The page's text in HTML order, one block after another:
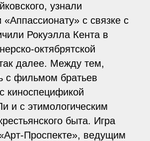
узнали
с связке с
Рокуэлла Кента в
октябрятской
далее. Между тем,
с фильмом братьев
киноспецификой
и с этимологическим
быта. Игра
Проспекте», ведущим